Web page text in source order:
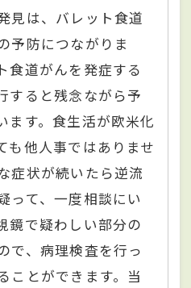
見は、バレット食道
予防につながりま
食道がんを発症する
すると残念ながら予
ます。食生活が欧米化
も他人事ではありませ
症状が続いたら逆流
って、一度相談にい
鏡で疑わしい部分の
で、病理検査を行っ
ことができます。当